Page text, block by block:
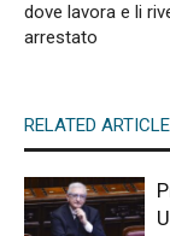
dove lavora e li
arrestato
RELATED